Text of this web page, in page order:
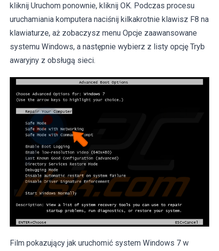
kliknij Uruchom ponownie, kliknij OK. Podczas procesu
uruchamiania komputera naciśnij kilkakrotnie klawisz F8 na
klawiaturze, aż zobaczysz menu Opcje zaawansowane
systemu Windows, a następnie wybierz z listy opcję Tryb
awaryjny z obsługą sieci.
Film pokazujący jak uruchomić system Windows 7 w